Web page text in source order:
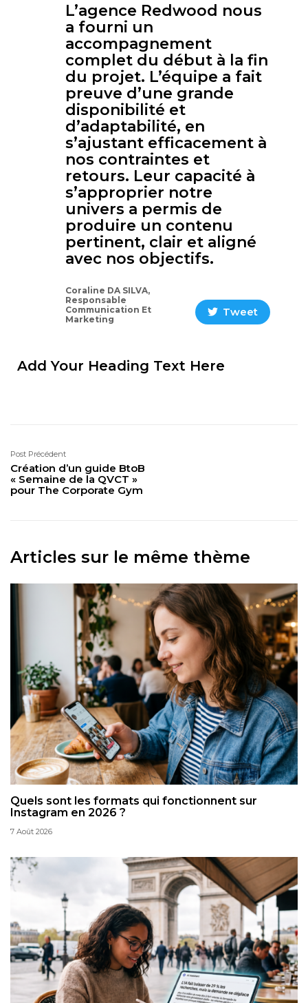
L’agence Redwood nous
a fourni un
accompagnement
complet du début à la fin
du projet. L’équipe a fait
preuve d’une grande
disponibilité et
d’adaptabilité, en
s’ajustant efficacement à
nos contraintes et
retours. Leur capacité à
s’approprier notre
univers a permis de
produire un contenu
pertinent, clair et aligné
avec nos objectifs.
Coraline DA SILVA,
Responsable
Communication Et
Marketing
Tweet
Add Your Heading Text Here
Post Précédent
Création d’un guide BtoB
« Semaine de la QVCT »
pour The Corporate Gym
Articles sur le même thème
Quels sont les formats qui fonctionnent sur
Instagram en 2026 ?
7 Août 2026